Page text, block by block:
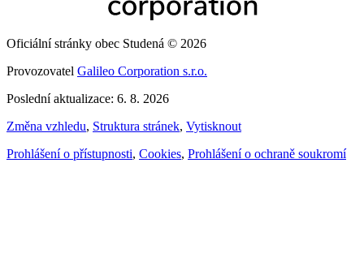
Oficiální stránky obec Studená © 2026
Provozovatel Galileo Corporation s.r.o.
Poslední aktualizace: 6. 8. 2026
Změna vzhledu, Struktura stránek, Vytisknout
Prohlášení o přístupnosti, Cookies, Prohlášení o ochraně soukromí